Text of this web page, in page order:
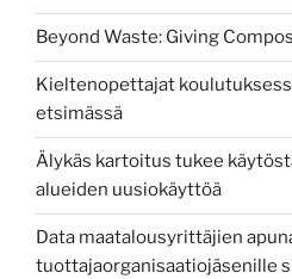
Beyond Waste: Giving
Kieltenopettajat
etsimässä
Älykäs kartoitus tukee
alueiden uusiokäyttöä
Data maatalousyrittäjien
tuottajaorganisaatiojäsenille